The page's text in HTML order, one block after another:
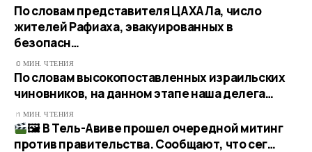
По словам представителя ЦАХАЛа, число
жителей Рафиаха, эвакуированных в
безопасн…​
0 МИН. ЧТЕНИЯ
По словам высокопоставленных израильских
чиновников, на данном этапе наша делега…
1 МИН. ЧТЕНИЯ
🖼 В Тель-Авиве прошел очередной митинг
против правительства. Сообщают, что сег…